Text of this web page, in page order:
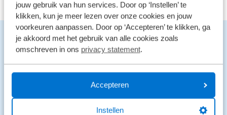
jouw gebruik van hun services. Door op ‘Instellen’ te
klikken, kun je meer lezen over onze cookies en jouw
voorkeuren aanpassen. Door op ‘Accepteren’ te klikken, ga
je akkoord met het gebruik van alle cookies zoals
omschreven in ons privacy statement.
Accepteren
Instellen
Benieuwd naar de mogelijkheden?
We staan voor je klaar en helpen graag.
Stuur een bericht
Stuur een WhatsApp